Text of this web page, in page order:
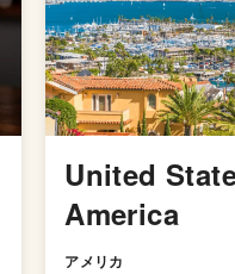
United
America
アメリカ